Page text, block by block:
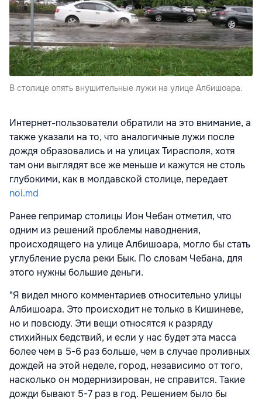
В столице опять внушительные лужи на улице Албишоара.
Интернет-пользователи обратили на это внимание, а
также указали на то, что аналогичные лужи после
дождя образовались и на улицах Тирасполя, хотя
там они выглядят все же меньше и кажутся не столь
глубокими, как в молдавской столице, передает
noi.md
Ранее гепримар столицы Ион Чебан отметил, что
одним из решений проблемы наводнения,
происходящего на улице Албишоара, могло бы стать
углубление русла реки Бык. По словам Чебана, для
этого нужны большие деньги.
"Я видел много комментариев относительно улицы
Албишоара. Это происходит не только в Кишиневе,
но и повсюду. Эти вещи относятся к разряду
стихийных бедствий, и если у нас будет эта масса
более чем в 5-6 раз больше, чем в случае проливных
дождей на этой неделе, город, независимо от того,
насколько он модернизирован, не справится. Такие
дожди бывают 5-7 раз в год. Решением было бы